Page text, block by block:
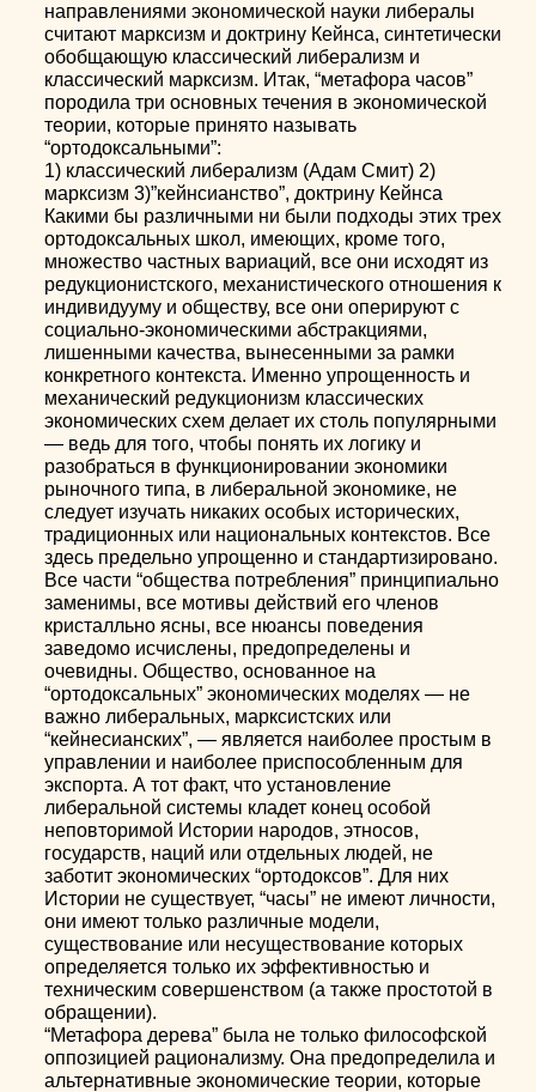
направлениями экономической науки либералы
считают марксизм и доктрину Кейнса, синтетически
обобщающую классический либерализм и
классический марксизм. Итак, “метафора часов”
породила три основных течения в экономической
теории, которые принято называть
“ортодоксальными”:
1) классический либерализм (Адам Смит) 2)
марксизм 3)”кейнсианство”, доктрину Кейнса
Какими бы различными ни были подходы этих трех
ортодоксальных школ, имеющих, кроме того,
множество частных вариаций, все они исходят из
редукционистского, механистического отношения к
индивидууму и обществу, все они оперируют с
социально-экономическими абстракциями,
лишенными качества, вынесенными за рамки
конкретного контекста. Именно упрощенность и
механический редукционизм классических
экономических схем делает их столь популярными
— ведь для того, чтобы понять их логику и
разобраться в функционировании экономики
рыночного типа, в либеральной экономике, не
следует изучать никаких особых исторических,
традиционных или национальных контекстов. Все
здесь предельно упрощенно и стандартизировано.
Все части “общества потребления” принципиально
заменимы, все мотивы действий его членов
кристалльно ясны, все нюансы поведения
заведомо исчислены, предопределены и
очевидны. Общество, основанное на
“ортодоксальных” экономических моделях — не
важно либеральных, марксистских или
“кейнесианских”, — является наиболее простым в
управлении и наиболее приспособленным для
экспорта. А тот факт, что установление
либеральной системы кладет конец особой
неповторимой Истории народов, этносов,
государств, наций или отдельных людей, не
заботит экономических “ортодоксов”. Для них
Истории не существует, “часы” не имеют личности,
они имеют только различные модели,
существование или несуществование которых
определяется только их эффективностью и
техническим совершенством (а также простотой в
обращении).
“Метафора дерева” была не только философской
оппозицией рационализму. Она предопределила и
альтернативные экономические теории, которые